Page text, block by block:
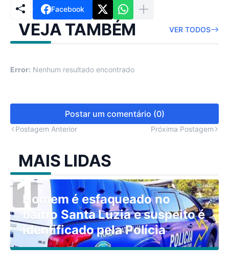
Facebook
VEJA TAMBÉM VER TODOS
Error: Nenhum resultado encontrado
Postar um comentário (0)
Postagem Anterior Próxima Postagem
MAIS LIDAS
Homem é esfaqueado no
bairro Santa Luzia e suspeito é
identificado pela Polícia